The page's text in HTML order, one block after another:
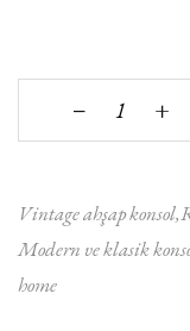
‒ +
Vintage ahşap konsol
Modern ve klasik
home